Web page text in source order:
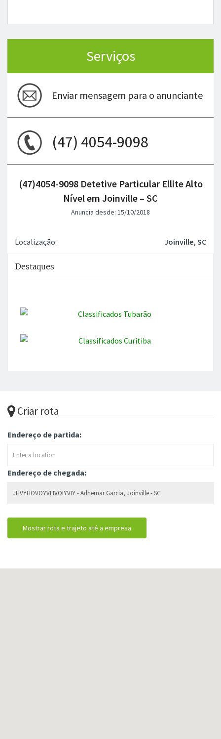
Serviços
Enviar mensagem para o anunciante
(47) 4054-9098
(47)4054-9098 Detetive Particular Ellite Alto
Nível em Joinville – SC
Anuncia desde: 15/10/2018
Localização: Joinville, SC
Destaques
Criar rota
Endereço de partida:
Endereço de chegada: